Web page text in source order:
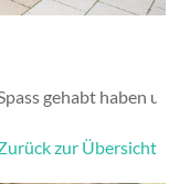
gehabt haben
zur Übersicht